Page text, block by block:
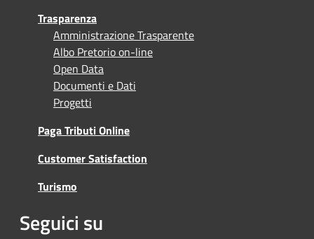
Trasparenza
Amministrazione Trasparente
Albo Pretorio on-line
Open Data
Documenti e Dati
Progetti
Paga Tributi Online
Customer Satisfaction
Turismo
Seguici su